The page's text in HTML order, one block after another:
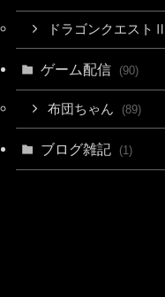
ドラゴンクエストⅡ
ゲーム配信 (90)
布団ちゃん (89)
ブログ雑記 (1)